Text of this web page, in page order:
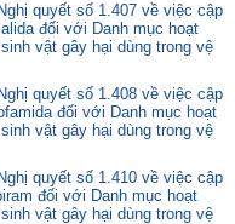
quyết số 1.407 về việc cập
đối với Danh mục hoạt
vật gây hại dùng trong vệ
quyết số 1.408 về việc cập
đối với Danh mục hoạt
vật gây hại dùng trong vệ
quyết số 1.410 về việc cập
đối với Danh mục hoạt
vật gây hại dùng trong vệ